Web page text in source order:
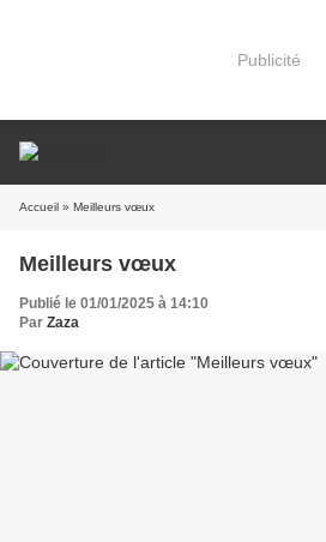
Publicité
Accueil » Meilleurs vœux
Meilleurs vœux
Publié le 01/01/2025 à 14:10
Par Zaza